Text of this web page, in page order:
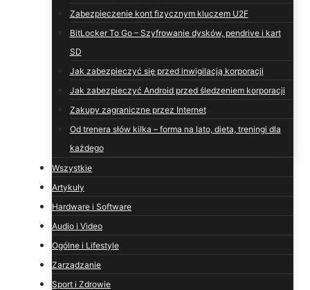
Zabezpieczenie kont fizycznym kluczem U2F
BitLocker To Go – Szyfrowanie dysków, pendrive i kart
SD
Jak zabezpieczyć się przed inwigilacją korporacji
Jak zabezpieczyć Android przed śledzeniem korporacji
Zakupy zagraniczne przez Internet
Od trenera słów kilka – forma na lato, dieta, treningi dla
każdego
Wszystkie
Artykuły
Hardware i Software
Audio i Video
Ogólne i Lifestyle
Zarządzanie
Sport i Zdrowie